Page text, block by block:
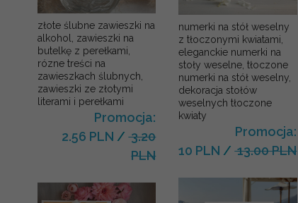
złote ślubne zawieszki na
alkohol, zawieszki na
butelkę z perełkami,
rózne treści na
zawieszkach ślubnych,
zawieszki ze złotymi
literami i perełkami
Promocja:
2.56 PLN /3.20
PLN
numerki na stół weselny
z tłoczonymi kwiatami,
eleganckie numerki na
stoły weselne, tłoczone
numerki na stół weselny,
dekoracja stołów
weselnych tłoczone
kwiaty
Promocja:
10 PLN /13.00 PLN